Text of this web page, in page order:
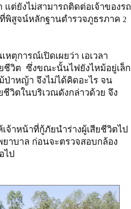
ต่ยังไม่สามารถติดต่อเจ้าของรถ
พิสูจน์หลักฐานตำรวจภูธรภาค 2
ารณ์เปิดเผยว่า เอเวลา
ชีวิต ซึ่งขณะนั้นไฟยังไหม้อยู่เล็ก
าหญ้า จึงไม่ได้คิดอะไร จน
วิตในบริเวณดังกล่าวด้วย จึง
น้าที่กู้ภัยนำร่างผู้เสียชีวิตไป
าบาล ก่อนจะตรวจสอบกล้อง
ไป